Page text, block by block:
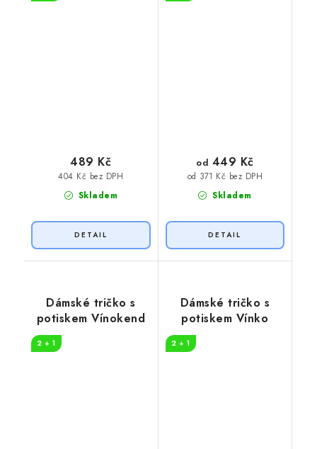
Skladem
404 Kč bez DPH
489 Kč
Skladem
od 371 Kč bez DPH
od 449 Kč
Dámské tričko s
potiskem Vínokend
2 + 1
Dámské tričko s
potiskem Vínko
2 + 1